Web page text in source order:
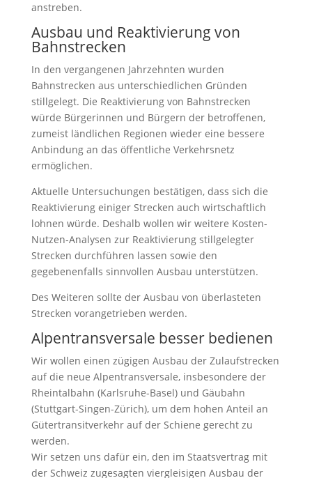
anstreben.
Ausbau und Reaktivierung von
Bahnstrecken
In den vergangenen Jahrzehnten wurden
Bahnstrecken aus unterschiedlichen Gründen
stillgelegt. Die Reaktivierung von Bahnstrecken
würde Bürgerinnen und Bürgern der betroffenen,
zumeist ländlichen Regionen wieder eine bessere
Anbindung an das öffentliche Verkehrsnetz
ermöglichen.
Aktuelle Untersuchungen bestätigen, dass sich die
Reaktivierung einiger Strecken auch wirtschaftlich
lohnen würde. Deshalb wollen wir weitere Kosten-
Nutzen-Analysen zur Reaktivierung stillgelegter
Strecken durchführen lassen sowie den
gegebenenfalls sinnvollen Ausbau unterstützen.
Des Weiteren sollte der Ausbau von überlasteten
Strecken vorangetrieben werden.
Alpentransversale besser bedienen
Wir wollen einen zügigen Ausbau der Zulaufstrecken
auf die neue Alpentransversale, insbesondere der
Rheintalbahn (Karlsruhe-Basel) und Gäubahn
(Stuttgart-Singen-Zürich), um dem hohen Anteil an
Gütertransitverkehr auf der Schiene gerecht zu
werden.
Wir setzen uns dafür ein, den im Staatsvertrag mit
der Schweiz zugesagten viergleisigen Ausbau der